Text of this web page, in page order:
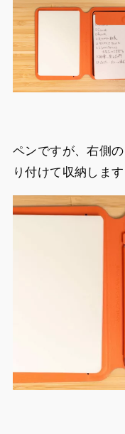
ペンですが、右側
り付けて収納しま